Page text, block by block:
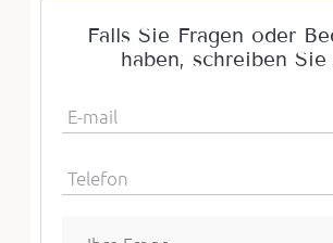
Falls Sie Fragen oder
haben, schreiben Sie
E-mail
Telefon